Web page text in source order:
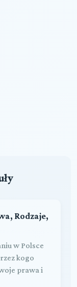
Rodzaje,
w Polsce
kogo
prawa i